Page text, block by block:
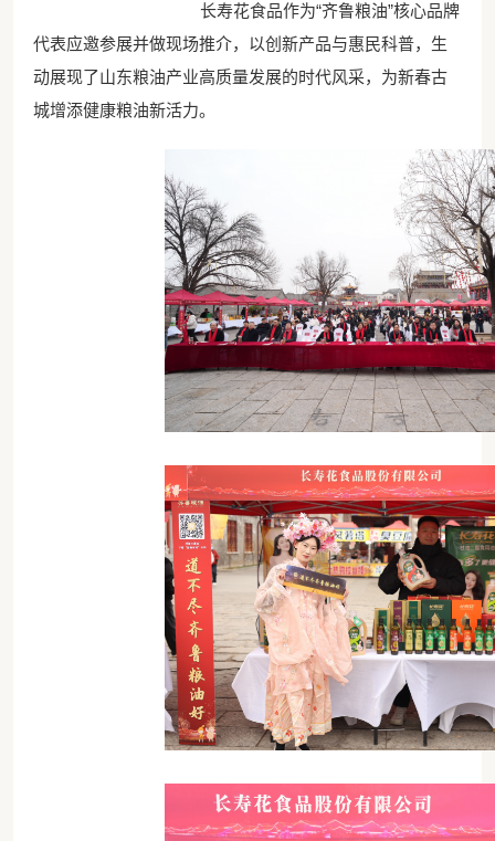
长寿花食品作为“齐鲁粮油”核心品牌
代表应邀参展并做现场推介，以创新产品与惠民科普，生
动展现了山东粮油产业高质量发展的时代风采，为新春古
城增添健康粮油新活力。